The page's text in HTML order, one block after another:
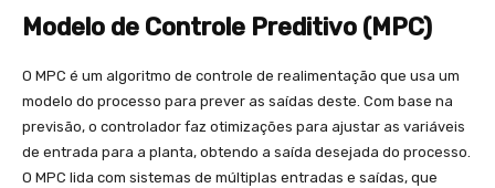
Modelo de Controle Preditivo (MPC)
O MPC é um algoritmo de controle de realimentação que usa um
modelo do processo para prever as saídas deste. Com base na
previsão, o controlador faz otimizações para ajustar as variáveis
de entrada para a planta, obtendo a saída desejada do processo.
O MPC lida com sistemas de múltiplas entradas e saídas, que